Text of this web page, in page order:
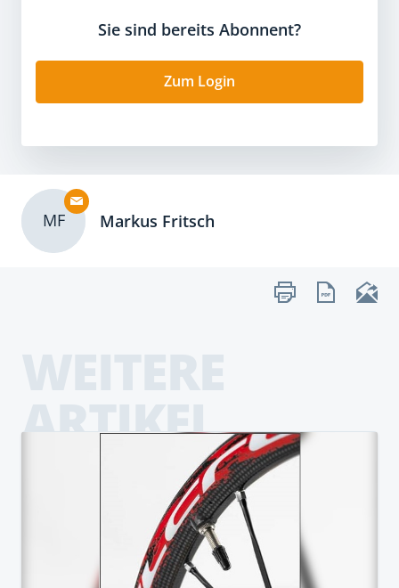
Sie sind bereits Abonnent?
Zum Login
MF Markus Fritsch
ARTIKEL